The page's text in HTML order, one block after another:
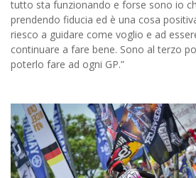
tutto sta funzionando e forse sono io
prendendo fiducia ed è una cosa
riesco a guidare come voglio e ad
continuare a fare bene. Sono al terzo
poterlo fare ad ogni GP.”